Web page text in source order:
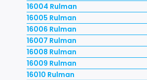
16004 Rulman
16005 Rulman
16006 Rulman
16007 Rulman
16008 Rulman
16009 Rulman
16010 Rulman